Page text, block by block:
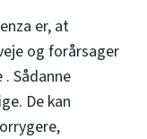
er, at
og forårsager
Sådanne
De kan